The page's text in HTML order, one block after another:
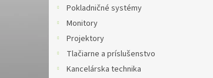
Pokladničné systémy
Monitory
Projektory
Tlačiarne a príslušenstvo
Kancelárska technika